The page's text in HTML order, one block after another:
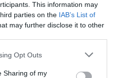
This information may
parties on the IAB’s List of
may further disclose it to other
Opt Outs
Sharing of my